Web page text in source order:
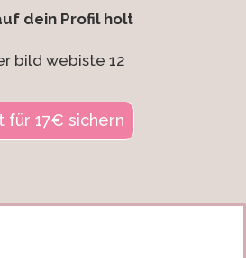
dein Profil holt
für 17€ sichern